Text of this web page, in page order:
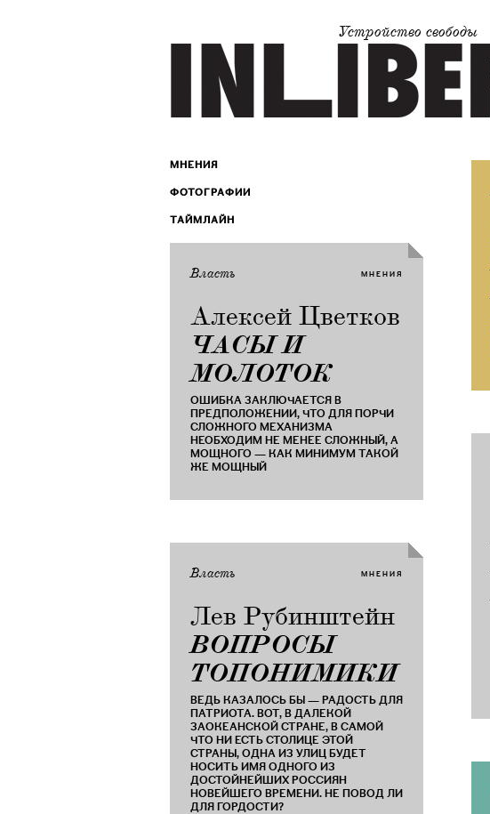
Устройство свободы
МНЕНИЯ
ФОТОГРАФИИ
ТАЙМЛАЙН
МНЕНИЯ
Власть
Алексей Цветков
ЧАСЫ И
МОЛОТОК
ОШИБКА ЗАКЛЮЧАЕТСЯ В
ПРЕДПОЛОЖЕНИИ, ЧТО ДЛЯ ПОРЧИ
СЛОЖНОГО МЕХАНИЗМА
НЕОБХОДИМ НЕ МЕНЕЕ СЛОЖНЫЙ, А
МОЩНОГО — КАК МИНИМУМ ТАКОЙ
ЖЕ МОЩНЫЙ
МНЕНИЯ
Власть
Лев Рубинштейн
​ВОПРОСЫ
ТОПОНИМИКИ
ВЕДЬ КАЗАЛОСЬ БЫ — РАДОСТЬ ДЛЯ
ПАТРИОТА. ВОТ, В ДАЛЕКОЙ
ЗАОКЕАНСКОЙ СТРАНЕ, В САМОЙ
ЧТО НИ ЕСТЬ СТОЛИЦЕ ЭТОЙ
СТРАНЫ, ОДНА ИЗ УЛИЦ БУДЕТ
НОСИТЬ ИМЯ ОДНОГО ИЗ
ДОСТОЙНЕЙШИХ РОССИЯН
НОВЕЙШЕГО ВРЕМЕНИ. НЕ ПОВОД ЛИ
ДЛЯ ГОРДОСТИ?